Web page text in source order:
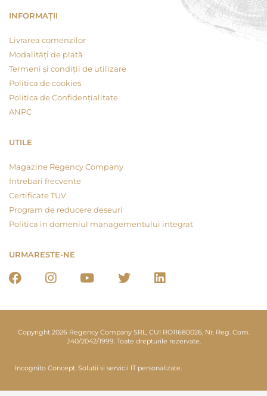
INFORMAȚII
Livrarea comenzilor
Modalități de plată
Termeni și condiții de utilizare
Politica de cookies
Politica de Confidențialitate
ANPC
UTILE
Magazine Regency Company
Intrebari frecvente
Certificate TUV
Program de reducere deseuri
Politica in domeniul managementului integrat
URMARESTE-NE
Copyright 2026 Regency Company SRL, CUI RO11680026, Nr. Reg. Com.
J40/2042/1999. Toate drepturile rezervate.
Incognito Concept. Solutii si servicii IT personalizate.